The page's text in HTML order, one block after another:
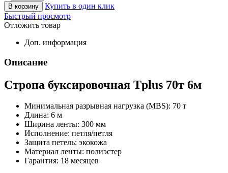
В корзину
Купить в один клик
Быстрый просмотр
Отложить товар
Доп. информация
Описание
Стропа буксировочная Tplus 70т 6м
Минимальная разрывная нагрузка (MBS): 70 т
Длина: 6 м
Ширина ленты: 300 мм
Исполнение: петля/петля
Защита петель: экокожа
Материал ленты: полиэстер
Гарантия: 18 месяцев